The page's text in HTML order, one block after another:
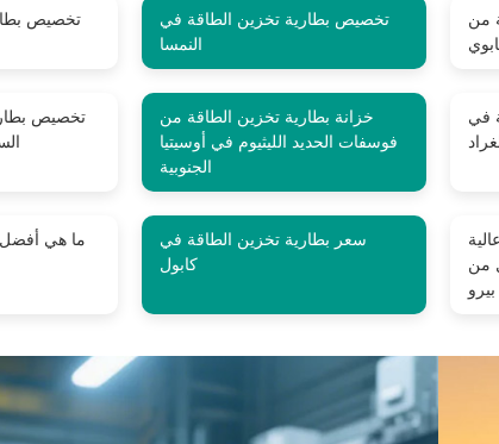
تخصيص
تخصيص بطارية تخزين الطاقة في
النمسا
من
تخصيص
خزانة بطارية تخزين الطاقة من
فوسفات الحديد الليثيوم في أوسيتيا
الجنوبية
في
ما هي أفضل
سعر بطارية تخزين الطاقة في
كابول
من